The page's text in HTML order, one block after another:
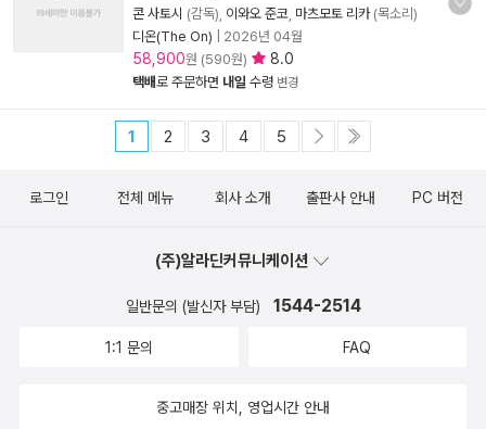
콘 사토시 (감독), 이와오 준코 마츠모토 리카(목소리)
디온(The On)
2026년 04월
58,900원 (590원) 8.0
택배로 주문하면 내일 수령 변경
1 2 3 4 5
로그인 전체 메뉴 회사 소개 출판사 안내 PC 버전
(주)알라딘커뮤니케이션
일반문의 (발신자 부담) 1544-2514
1:1 문의 FAQ
중고매장 위치, 영업시간 안내